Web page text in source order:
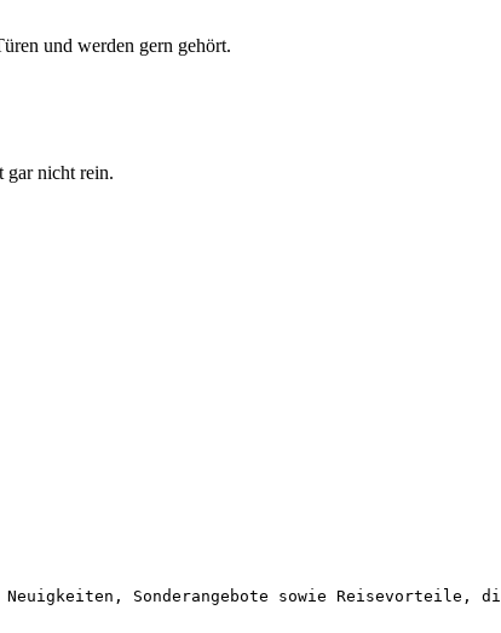
und werden gern gehört.
gar nicht rein.
Sonderangebote sowie